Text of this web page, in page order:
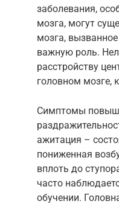
заболевания,
мозга, могут
мозга,
важную роль.
расстройству
головном мозге,
Симптомы
ажитация –
пониженная
вплоть до
часто
обучении.